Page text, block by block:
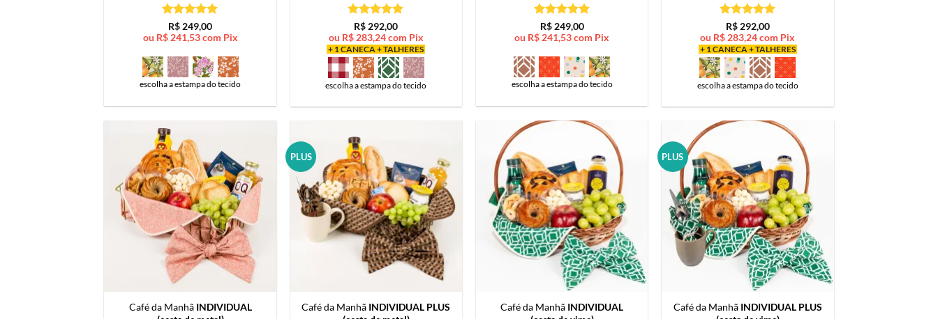
Avaliação5
de 5
R$ 249,00
ou R$241,53com Pix
escolha a estampa do tecido
Avaliação5
de 5
R$ 292,00
ou R$283,24com Pix
+ 1 CANECA + TALHERES
escolha a estampa do tecido
Avaliação5
de 5
R$249,00
ou R$ 241,53com Pix
escolha a estampa do tecido
Avaliação5
de 5
R$292,00
ou R$ 283,24com Pix
+ 1 CANECA + TALHERES
escolha a estampa do tecido
Café da Manhã INDIVIDUAL
PLUS
Café da Manhã INDIVIDUAL PLUS
Café da Manhã INDIVIDUAL
PLUS
Café da Manhã INDIVIDUAL PLUS